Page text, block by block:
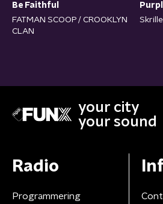
Be Faithful
FATMAN SCOOP / CROOKLYN
CLAN
your city
your sound
Radio
Programmering